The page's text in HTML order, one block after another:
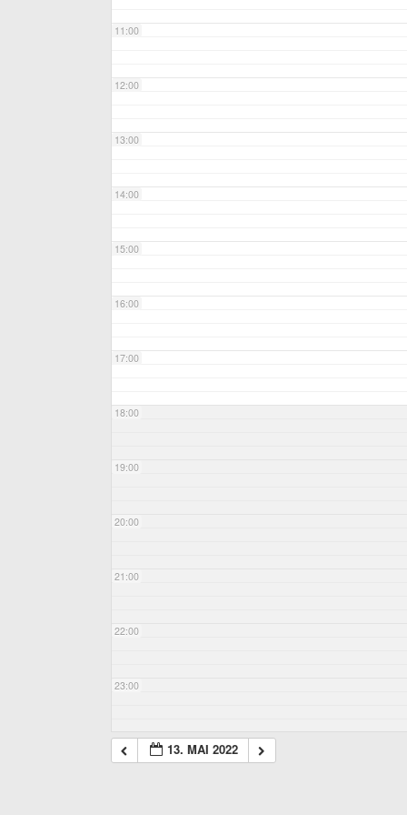
11:00
12:00
13:00
14:00
15:00
16:00
17:00
18:00
19:00
20:00
21:00
22:00
23:00
13. MAI 2022